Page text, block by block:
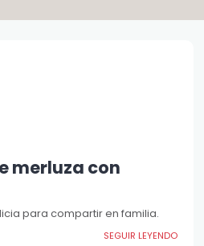
merluza con
para compartir en familia.
SEGUIR LEYENDO